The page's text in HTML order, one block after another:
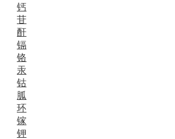
钙
苷
酐
镉
铬
汞
钴
胍
环
镓
钾